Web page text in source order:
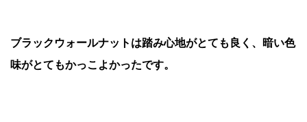
ブラックウォールナットは踏み心地がとても良く、暗い色
味がとてもかっこよかったです。